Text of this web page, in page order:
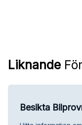
Liknande
Besikta